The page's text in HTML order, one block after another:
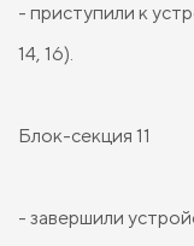
- приступили к
14, 16).
Блок-секция 11
- завершили